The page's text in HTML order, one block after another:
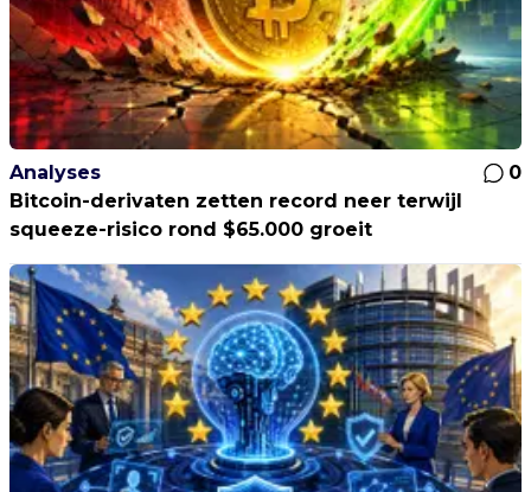
Analyses
0
Bitcoin-derivaten zetten record neer terwijl
squeeze-risico rond $65.000 groeit